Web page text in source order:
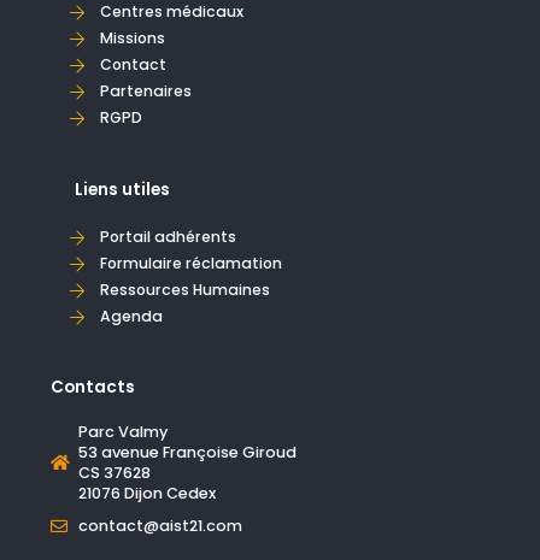
Centres médicaux
Missions
Contact
Partenaires
RGPD
Liens utiles
Portail adhérents
Formulaire réclamation
Ressources Humaines
Agenda
Contacts
Parc Valmy
53 avenue Françoise Giroud
CS 37628
21076 Dijon Cedex
contact@aist21.com